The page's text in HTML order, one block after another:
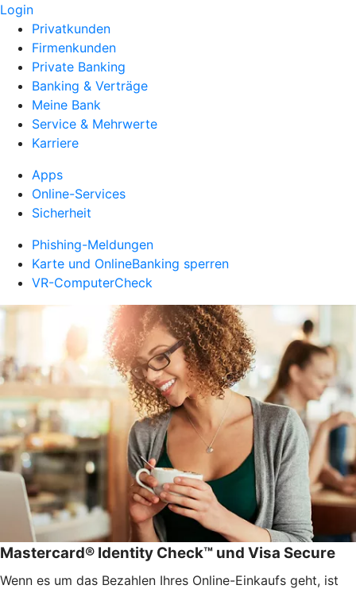
Login
Privatkunden
Firmenkunden
Private Banking
Banking & Verträge
Meine Bank
Service & Mehrwerte
Karriere
Apps
Online-Services
Sicherheit
Phishing-Meldungen
Karte und OnlineBanking sperren
VR-ComputerCheck
Mastercard® Identity Check™ und Visa Secure
Wenn es um das Bezahlen Ihres Online-Einkaufs geht, ist